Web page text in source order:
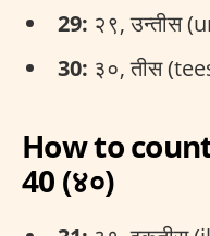
29: २९, उन्तीस
30: ३०, तीस
How to
40 (४०)